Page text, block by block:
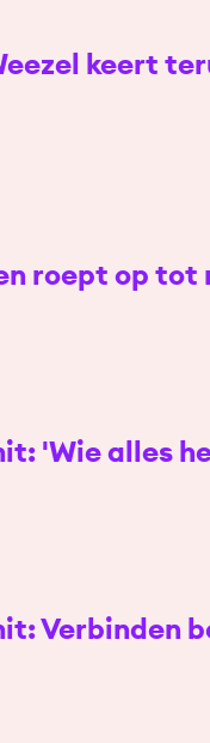
keert
roept op
'Wie alles
Verbinden